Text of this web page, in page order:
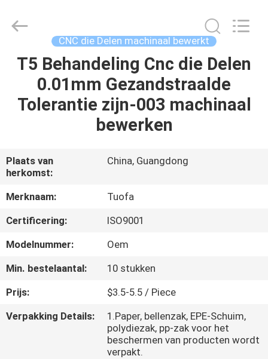
HUIS
PRODUCTEN
ONS
FABRIEKSTOCHT
KWALITEITSCONTROLE
NEEM
CONTACT
MET
Technology
Rights
CNC die Delen machinaal bewerkt
T5 Behandeling Cnc die Delen
0.01mm Gezandstraalde
Tolerantie zijn-003 machinaal
bewerken
Plaats van
herkomst:
China, Guangdong
Merknaam:
Tuofa
Certificering:
ISO9001
Modelnummer:
Oem
Min. bestelaantal:
10 stukken
Prijs:
$3.5-5.5 / Piece
Verpakking Details:
1.Paper, bellenzak, EPE-Schuim,
polydiezak, pp-zak voor het
beschermen van producten wordt
verpakt.